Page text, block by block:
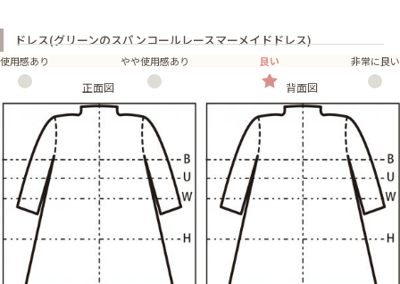
ドレス(グリーンのスパンコールレースマーメイドドレス)
使用感あり やや使用感あり 良い 非常に良い
正面図 背面図